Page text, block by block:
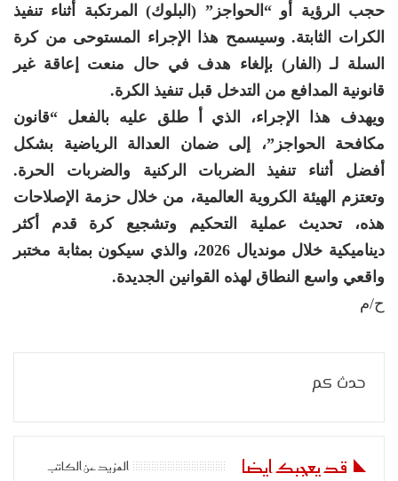
حجب الرؤية أو “الحواجز” (البلوك) المرتكبة أثناء تنفيذ
الكرات الثابتة. وسيسمح هذا الإجراء المستوحى من كرة
السلة لـ (الفار) بإلغاء هدف في حال منعت إعاقة غير
قانونية المدافع من التدخل قبل تنفيذ الكرة.
ويهدف هذا الإجراء، الذي أ طلق عليه بالفعل “قانون
مكافحة الحواجز”، إلى ضمان العدالة الرياضية بشكل
أفضل أثناء تنفيذ الضربات الركنية والضربات الحرة.
وتعتزم الهيئة الكروية العالمية، من خلال حزمة الإصلاحات
هذه، تحديث عملية التحكيم وتشجيع كرة قدم أكثر
ديناميكية خلال مونديال 2026، والذي سيكون بمثابة مختبر
واقعي واسع النطاق لهذه القوانين الجديدة.
ح/م
حدث كم
قد يعجبك ايضا المزيد عن الكاتب